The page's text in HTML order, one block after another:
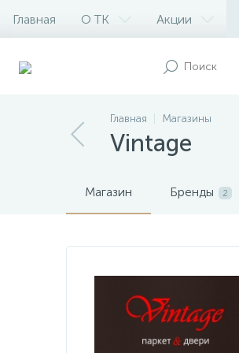
Главная О ТК Акции
Главная Магазины
Vintage
Магазин Бренды 2